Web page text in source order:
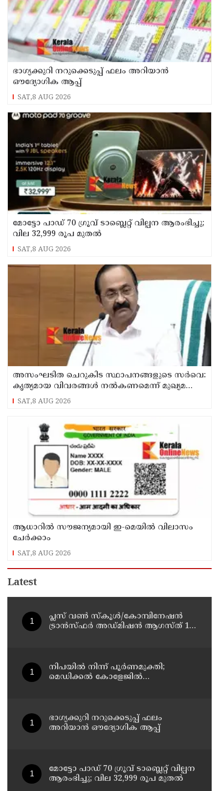
ഭാഗ്യക്കുറി നറുക്കെടുപ്പ് ഫലം അറിയാൻ
ഔദ്യോഗിക ആപ്പ്
SAT,8 AUG 2026
മോട്ടോ പാഡ് 70 ഗ്രൂവ് ടാബ്ലെറ്റ് വില്പന ആരംഭിച്ചു;
വില 32,999 രൂപ മുതൽ
SAT,8 AUG 2026
അസംഘടിത ചെറുകിട സ്ഥാപനങ്ങളുടെ സർവെ:
കൃത്യമായ വിവരങ്ങൾ നൽകണമെന്ന് മുഖ്യമന്ത്രി
വി ഡി സതീശൻ
SAT,8 AUG 2026
ആധാറിൽ സൗജന്യമായി ഇ-മെയിൽ വിലാസം
ചേർക്കാം
SAT,8 AUG 2026
Latest
പ്ലസ് വൺ സ്‌കൂൾ/കോമ്പിനേഷൻ
ട്രാൻസ്ഫർ അഡ്മിഷൻ ആഗസ്ത് 10,
നിപയിൽ നിന്ന് പൂർണമുക്തി;
മെഡിക്കൽ കോളേജിൽ
ഭാഗ്യക്കുറി നറുക്കെടുപ്പ് ഫലം
അറിയാൻ ഔദ്യോഗിക ആപ്പ്
മോട്ടോ പാഡ് 70 ഗ്രൂവ് ടാബ്ലെറ്റ് വില്പന
ആരംഭിച്ചു; വില 32,999 രൂപ മുതൽ